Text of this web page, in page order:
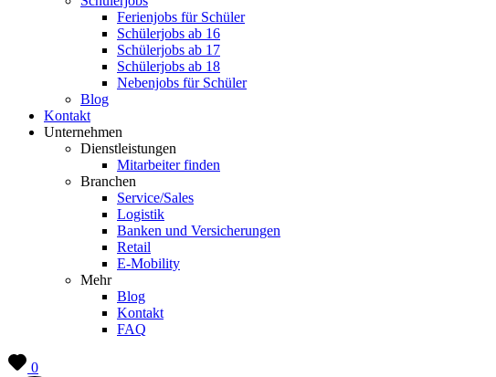
Ferienjobs für Schüler
Schülerjobs ab 16
Schülerjobs ab 17
Schülerjobs ab 18
Nebenjobs für Schüler
Blog
Kontakt
Unternehmen
Dienstleistungen
Mitarbeiter finden
Branchen
Service/Sales
Logistik
Banken und Versicherungen
Retail
E-Mobility
Mehr
Blog
Kontakt
FAQ
0